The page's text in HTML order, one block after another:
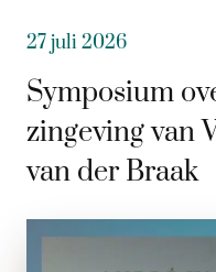
27 juli 2026
Symposium
zingeving van
van der Braak